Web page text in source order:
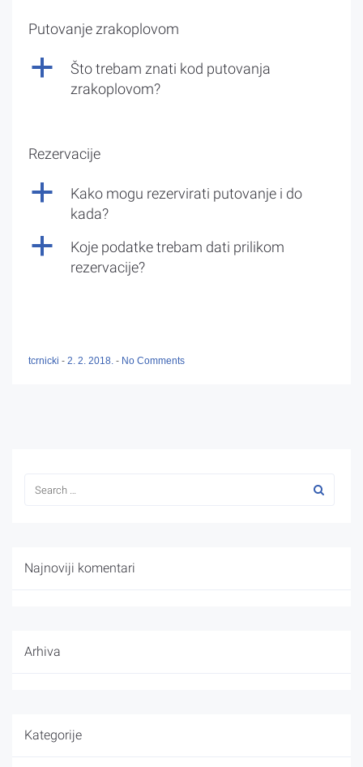
Putovanje zrakoplovom
a
Što trebam znati kod putovanja
zrakoplovom?
Rezervacije
a
Kako mogu rezervirati putovanje i do
kada?
a
Koje podatke trebam dati prilikom
rezervacije?
tcrnicki - 2. 2. 2018. - No Comments
Najnoviji komentari
Arhiva
Kategorije